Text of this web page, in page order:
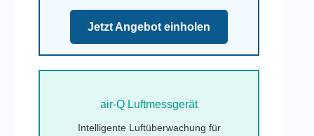
Jetzt Angebot einholen
air-Q Luftmessgerät
Intelligente Luftüberwachung für